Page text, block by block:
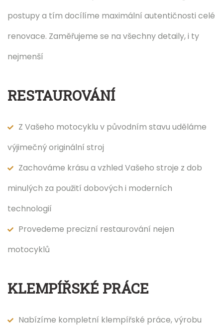
postupy a tím docílíme maximální autentičnosti celé
renovace. Zaměřujeme se na všechny detaily, i ty
nejmenší
RESTAUROVÁNÍ
Z Vašeho motocyklu v původním stavu uděláme
výjimečný originální stroj
Zachováme krásu a vzhled Vašeho stroje z dob
minulých za použití dobových i moderních
technologií
Provedeme precizní restaurování nejen
motocyklů
KLEMPÍŘSKÉ PRÁCE
Nabízíme kompletní klempířské práce, výrobu